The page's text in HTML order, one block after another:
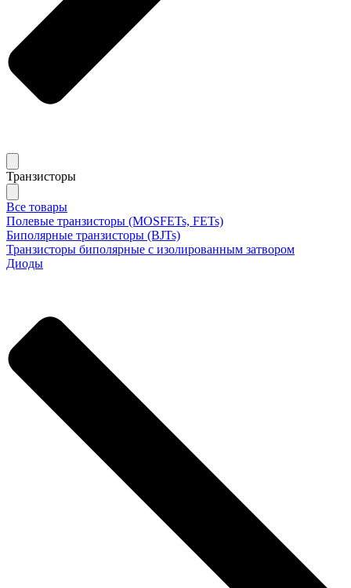
Транзисторы
Все товары
Полевые транзисторы (MOSFETs, FETs)
Биполярные транзисторы (BJTs)
Транзисторы биполярные с изолированным затвором
Диоды